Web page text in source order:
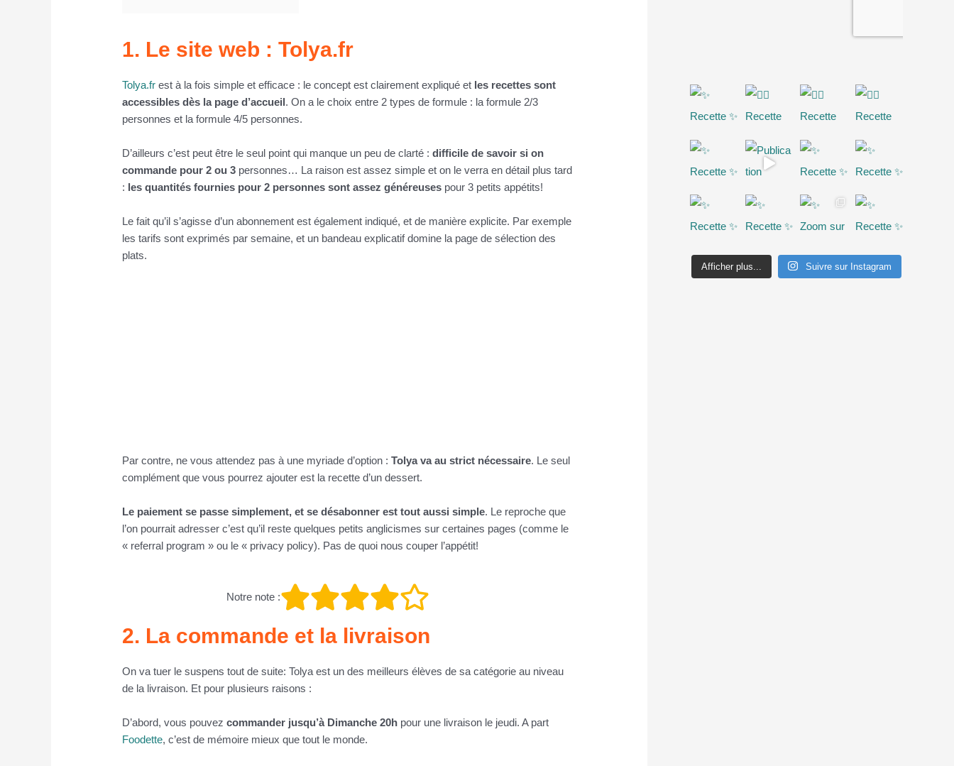
1. Le site web : Tolya.fr
Tolya.frest à la fois simple et efficace : le concept est clairement expliqué et les recettes sont
accessibles dès la page d’accueil. On a le choix entre 2 types de formule : la formule 2/3
personnes et la formule 4/5 personnes.
D’ailleurs c’est peut être le seul point qui manque un peu de clarté :difficile de savoir si on
commande pour 2 ou 3 personnes… La raison est assez simple et on le verra en détail plus tard
: les quantités fournies pour 2 personnes sont assez généreuses pour 3 petits appétits!
Le fait qu’il s’agisse d’un abonnement est également indiqué, et de manière explicite. Par exemple
les tarifs sont exprimés par semaine, et un bandeau explicatif domine la page de sélection des
plats.
Par contre, ne vous attendez pas à une myriade d’option :Tolya va au strict nécessaire. Le seul
complément que vous pourrez ajouter est la recette d’un dessert.
Le paiement se passe simplement, et se désabonner est tout aussi simple. Le reproche que
l’on pourrait adresser c’est qu’il reste quelques petits anglicismes sur certaines pages (comme le
« referral program » ou le « privacy policy). Pas de quoi nous couper l’appétit!
Notre note :
2. La commande et la livraison
On va tuer le suspens tout de suite: Tolya est un des meilleurs élèves de sa catégorie au niveau
de la livraison. Et pour plusieurs raisons :
D’abord, vous pouvezcommander jusqu’à Dimanche 20h pour une livraison le jeudi. A part
Foodette, c’est de mémoire mieux que tout le monde.
Afficher plus... Suivre sur Instagram